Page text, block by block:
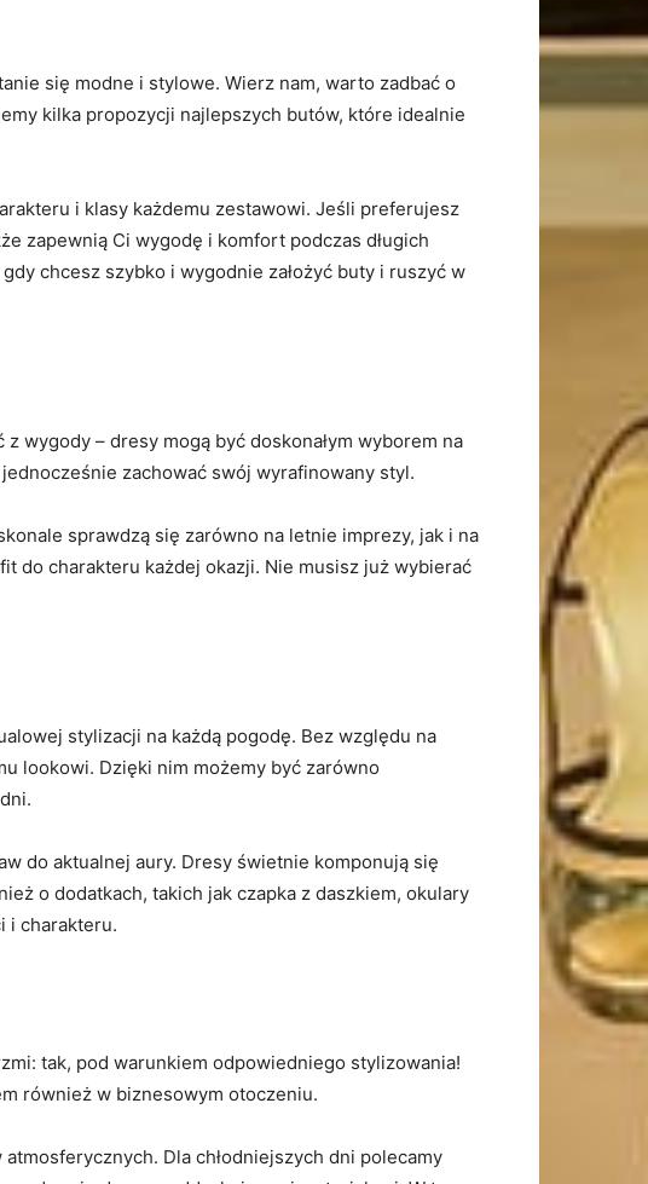
się modne i stylowe. Wierz nam, warto zadbać o
kilka propozycji najlepszych butów, które idealnie
i klasy każdemu zestawowi. Jeśli preferujesz
zapewnią Ci wygodę i komfort podczas długich
chcesz szybko i wygodnie założyć buty i ruszyć w
wygody – dresy mogą być doskonałym wyborem na
zachować swój wyrafinowany styl.
sprawdzą się zarówno na letnie imprezy, jak i na
do charakteru każdej okazji. Nie musisz już wybierać
stylizacji na każdą pogodę. Bez względu na
lookowi. Dzięki nim możemy być zarówno
do aktualnej aury. Dresy świetnie komponują się
o dodatkach, takich jak czapka z daszkiem, okulary
i charakteru.
tak, pod warunkiem odpowiedniego stylizowania!
również w biznesowym otoczeniu.
Dla chłodniejszych dni polecamy